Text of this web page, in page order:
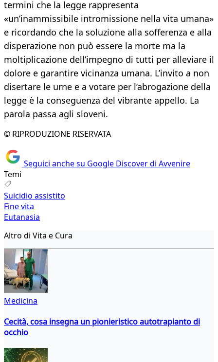
termini che la legge rappresenta
«un’inammissibile intromissione nella vita umana»
e ricordando che la soluzione alla sofferenza e alla
disperazione non può essere la morte ma la
moltiplicazione dell’impegno di tutti per alleviare il
dolore e garantire vicinanza umana. L’invito a non
disertare le urne e a votare per l’abrogazione della
legge è la conseguenza del vibrante appello. La
parola passa agli sloveni.
© RIPRODUZIONE RISERVATA
Seguici anche su Google Discover di Avvenire
Temi
Suicidio assistito
Fine vita
Eutanasia
Altro di Vita e Cura
Medicina
Cecità, cosa insegna un pionieristico autotrapianto di
occhio